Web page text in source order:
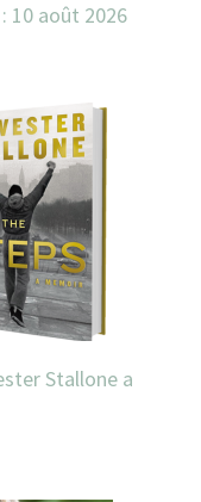
10 août 2026
Stallone a